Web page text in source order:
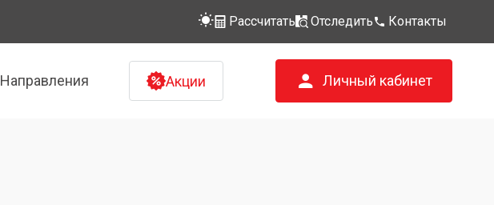
Рассчитать Отследить Контакты
Направления Акции Личный кабинет